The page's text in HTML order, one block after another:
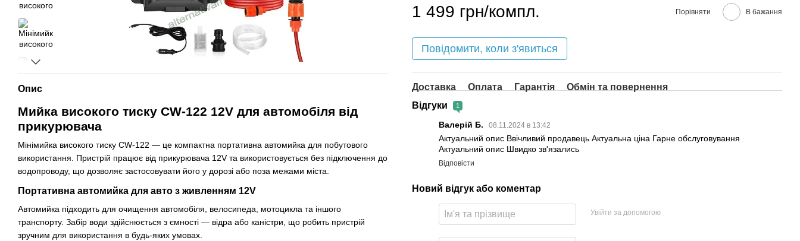
Опис
Мийка високого тиску CW-122 12V для автомобіля від
прикурювача
Мінімийка високого тиску CW-122 — це компактна портативна автомийка для побутового
використання. Пристрій працює від прикурювача 12V та використовується без підключення до
водопроводу, що дозволяє застосовувати його у дорозі або поза межами міста.
Портативна автомийка для авто з живленням 12V
Автомийка підходить для очищення автомобіля, велосипеда, мотоцикла та іншого
транспорту. Забір води здійснюється з ємності — відра або каністри, що робить пристрій
зручним для використання в будь-яких умовах.
1 499 грн/компл. Порівняти В бажання
Повідомити, коли з'явиться
Доставка Оплата Гарантія
Обмін та повернення
Відгуки
1
Валерій Б. 08.11.2024 в 13:42
Актуальний опис Ввічливий продавець Актуальна ціна Гарне обслуговування
Актуальний опис Швидко зв'язались
Відповісти
Новий відгук або коментар
Увійти за допомогою